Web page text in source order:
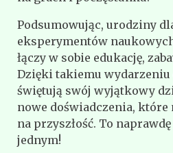
Podsumowując, urodziny
eksperymentów
łączy w sobie edukację,
Dzięki takiemu
świętują swój wyjątkowy
nowe doświadczenia,
na przyszłość. To
jednym!